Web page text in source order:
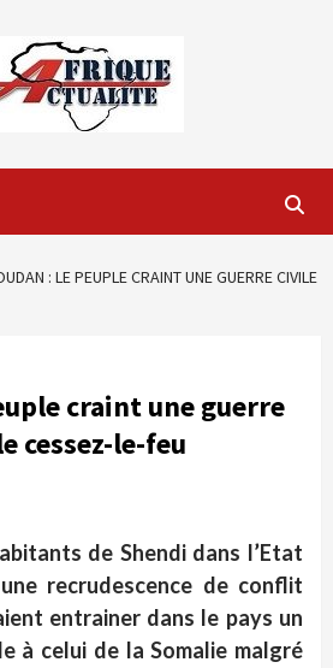
: LE PEUPLE CRAINT UNE GUERRE CIVILE
craint une guerre
cessez-le-feu
de Shendi dans l’Etat
recrudescence de conflit
entrainer dans le pays un
à celui de la Somalie malgré